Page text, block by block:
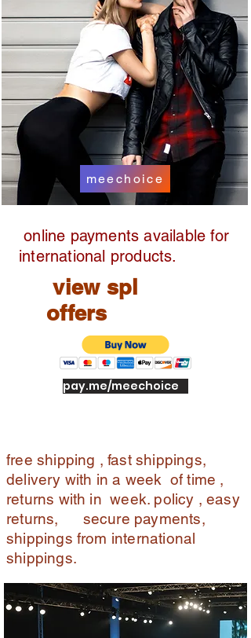
meechoice
online payments available for
international products.
view spl
offers
pay.me/meechoice
free shipping , fast shippings,
delivery with in a week of time ,
returns with in week. policy , easy
returns, secure payments,
shippings from international
shippings.